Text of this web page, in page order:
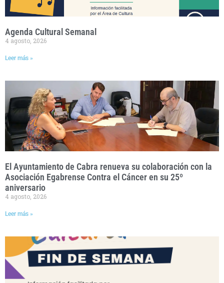
Agenda Cultural Semanal
4 agosto, 2026
Leer más »
El Ayuntamiento de Cabra renueva su colaboración con la
Asociación Egabrense Contra el Cáncer en su 25º
aniversario
4 agosto, 2026
Leer más »